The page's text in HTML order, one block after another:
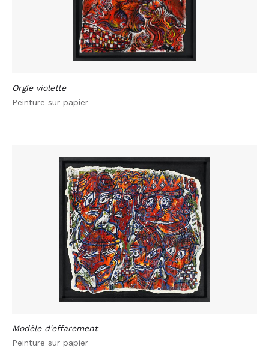
Orgie violette
Peinture sur papier
Modèle d'effarement
Peinture sur papier